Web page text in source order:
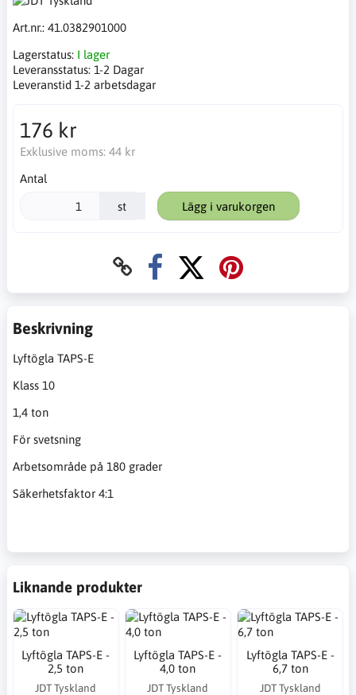
Art.nr.: 41.0382901000
Lagerstatus: I lager
Leveransstatus: 1-2 Dagar
Leveranstid 1-2 arbetsdagar
176 kr
Exklusive moms: 44 kr
Antal
st Lägg i varukorgen
Beskrivning
Lyftögla TAPS-E
Klass 10
1,4 ton
För svetsning
Arbetsområde på 180 grader
Säkerhetsfaktor 4:1
Liknande produkter
Lyftögla TAPS-E -
2,5 ton
JDT Tyskland
Lyftögla TAPS-E -
4,0 ton
JDT Tyskland
Lyftögla TAPS-E -
6,7 ton
JDT Tyskland